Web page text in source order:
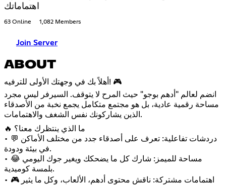
اهتماماتك
63 Online 1,082 Members
Join Server
ABOUT
أهلاً بك في وجهتك الأولى للترفيه! 🎮
انضم لعالم "أدهم بوجو" حيث المرح لا يتوقف. السيرفر ليس مجرد
مساحة رقمية عادية، بل هو مجتمع متكامل يجمع نخبة من الأصدقاء
الذين يشاركونك نفس الشغف والاهتمامات.
🔥 ما الذي ينتظرك معنا؟
• 💬 دردشات تفاعلية: تعرف على أصدقاء جدد من مختلف الأماكن
في بيئة ودودة.
• 😂 مساحة للميمز: شارك كل ما يضحكك ويغير جوك اليومي
بلمسة كوميدية.
• 🎮 اهتمامات مشتركة: ناقش محتوى أدهم، الألعاب، وكل ما يثير